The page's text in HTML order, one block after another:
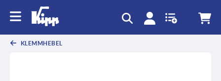
KLEMMHEBEL